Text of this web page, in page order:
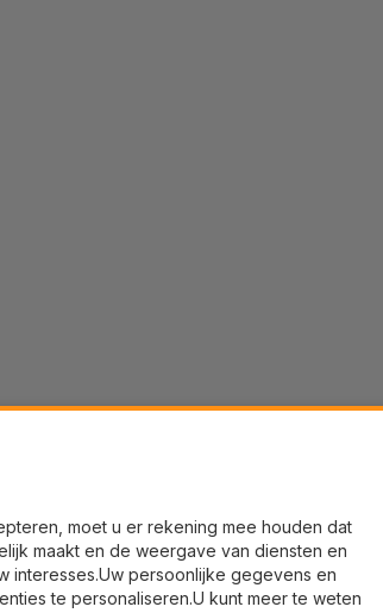
moet u er rekening mee houden dat
maakt en de weergave van diensten en
interesses.Uw persoonlijke gegevens en
te personaliseren.U kunt meer te weten